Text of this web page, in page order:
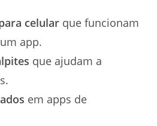
celular que funcionam
app.
que ajudam a
em apps de